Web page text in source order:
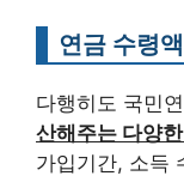
연금 수령
다행히도 국민
산해주는 다양
가입기간, 소득